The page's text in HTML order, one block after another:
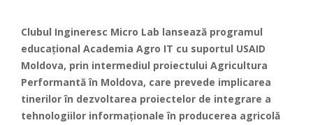
Clubul Ingineresc Micro Lab lansează programul
educațional Academia Agro IT cu suportul USAID
Moldova, prin intermediul proiectului Agricultura
Performantă în Moldova, care prevede implicarea
tinerilor în dezvoltarea proiectelor de integrare a
tehnologiilor informaționale în producerea agricolă